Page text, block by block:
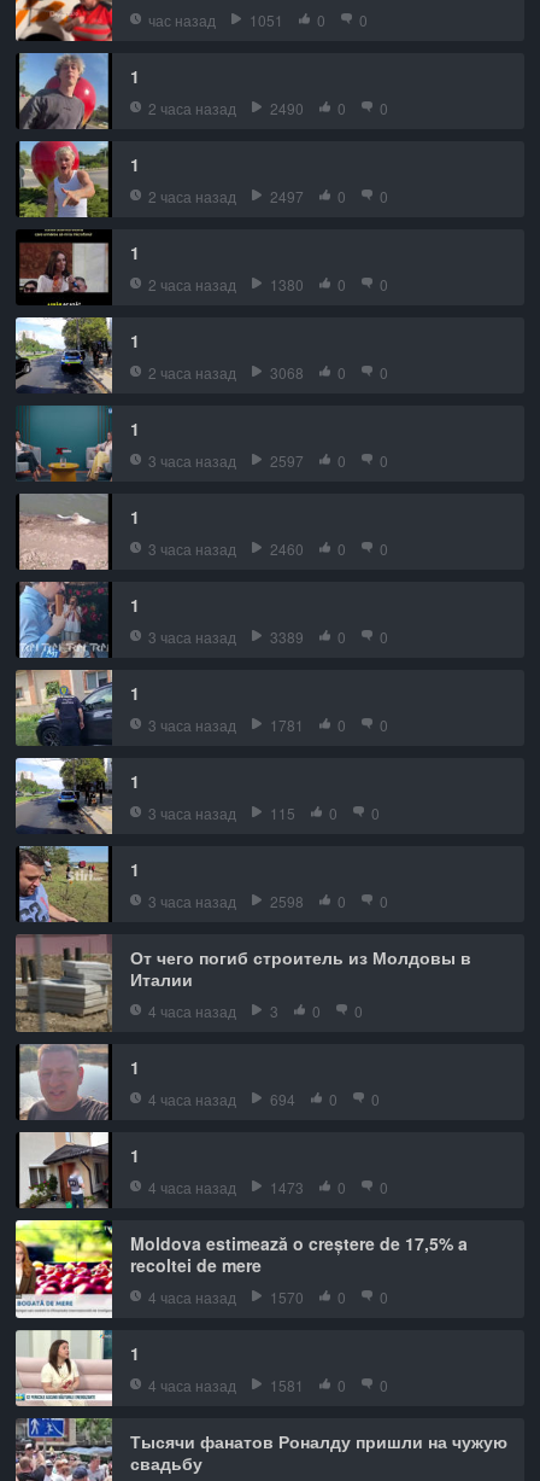
час назад 1051 0 0
1
2 часа назад 2490 0 0
1
2 часа назад 2497 0 0
1
2 часа назад 1380 0 0
1
2 часа назад 3068 0 0
1
3 часа назад 2597 0 0
1
3 часа назад 2460 0 0
1
3 часа назад 3389 0 0
1
3 часа назад 1781 0 0
1
3 часа назад 115 0 0
1
3 часа назад 2598 0 0
От чего погиб строитель из Молдовы в
Италии
4 часа назад 3 0 0
1
4 часа назад 694 0 0
1
4 часа назад 1473 0 0
Moldova estimează o creștere de 17,5% a
recoltei de mere
4 часа назад 1570 0 0
1
4 часа назад 1581 0 0
Тысячи фанатов Роналду пришли на чужую
свадьбу